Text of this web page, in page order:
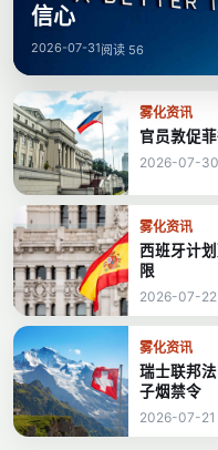
信心
2026-07-31阅读 56
雾化资讯
官员敦促
2026-07-30
雾化资讯
西班牙计
限
2026-07-22
雾化资讯
瑞士联邦
子烟禁令
2026-07-21